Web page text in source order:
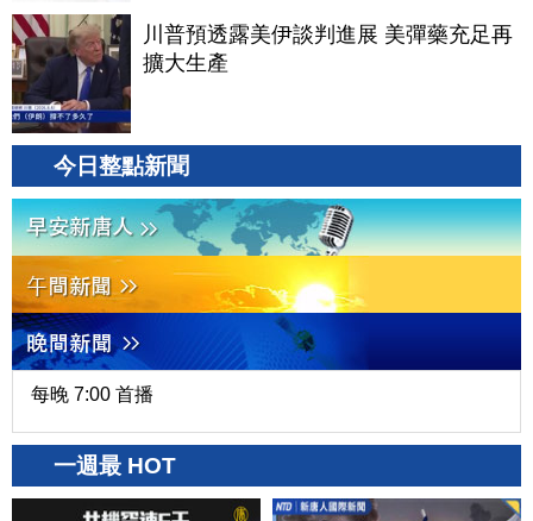
川普預透露美伊談判進展 美彈藥充足再
擴大生產
今日整點新聞
每晚 7:00 首播
一週最 HOT